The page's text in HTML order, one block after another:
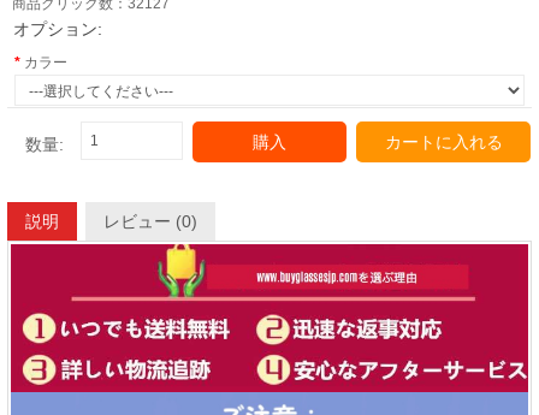
商品クリック数： 32127
オプション:
カラー
数量: 購入 カートに入れる
説明 レビュー (0)